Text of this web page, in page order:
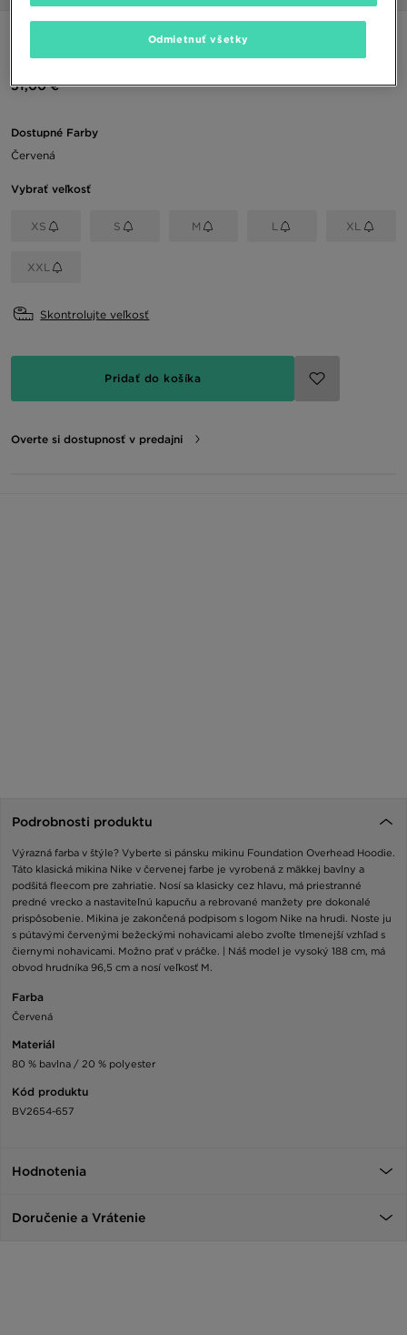
NIKE MIKINA S KAPUCŇOU SPORTSWEAR CLUB FLEECE
51,00 €
Dostupné Farby
Červená
Vybrať veľkosť
XS S M L XL
XXL
Skontrolujte veľkosť
Pridať do košíka
Overte si dostupnosť v predajni
Podrobnosti produktu
Výrazná farba v štýle? Vyberte si pánsku mikinu Foundation Overhead Hoodie.
Táto klasická mikina Nike v červenej farbe je vyrobená z mäkkej bavlny a
podšitá fleecom pre zahriatie. Nosí sa klasicky cez hlavu, má priestranné
predné vrecko a nastaviteľnú kapucňu a rebrované manžety pre dokonalé
prispôsobenie. Mikina je zakončená podpisom s logom Nike na hrudi. Noste ju
s pútavými červenými bežeckými nohavicami alebo zvoľte tlmenejší vzhľad s
čiernymi nohavicami. Možno prať v práčke. | Náš model je vysoký 188 cm, má
obvod hrudníka 96,5 cm a nosí veľkosť M.
Farba
Červená
Materiál
80 % bavlna / 20 % polyester
Kód produktu
BV2654-657
Hodnotenia
Doručenie a Vrátenie
Odmietnuť všetky